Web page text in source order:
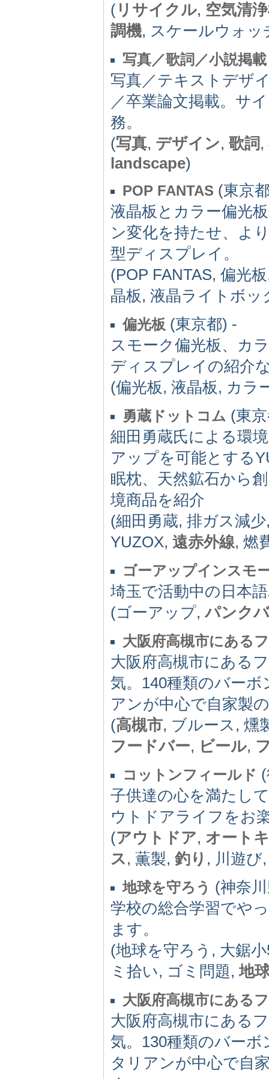
( リサイクル, 空気清
調機, スケールウォッ
写真／歌詞／小説掲
写真／テキストデザ
／卒業論文掲載。サ
務。
(写真, デザイン, 歌詞,
landscape)
POP FANTAS (東京
液晶板とカラー偏光
ン変化を持たせ、よ
型ディスプレイ。
(POP FANTAS, 偏光
晶板, 液晶ライトボ
偏光板 (東京都) -
スモーク偏光板、カ
ディスプレイの紹介
(偏光板, 液晶板, カラ
勇蔵ドットコム (東
細田勇蔵氏による環
アップを可能とする
眠枕、天然鉱石から
境商品を紹介
(細田勇蔵, 排ガス減
YUZOX, 遠赤外線, 燃
ゴーアップインスモ
埼玉で活動中の日本
(ゴーアップ,パンク
大阪府高槻市にある
大阪府高槻市にある
気。140種類のバー
アンが中心で自家製
(高槻市, ブルース, 燻
フードバー, ビール,
コットンフィールド
子供達の心を満たし
ウトドアライフをお
(アウトドア, オート
ス, 薫製, 釣り , 川遊
地球を守ろう (神奈
学校の総合学習でや
ます。
(地球を守ろう, 大鋸
ミ拾い, ゴミ問題,地
大阪府高槻市にある
大阪府高槻市にある
気。130種類のバー
タリアンが中心で自